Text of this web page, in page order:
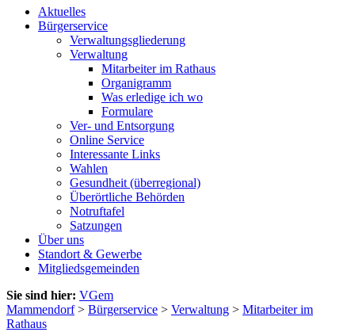
Aktuelles
Bürgerservice
Verwaltungsgliederung
Verwaltung
Mitarbeiter im Rathaus
Organigramm
Was erledige ich wo
Formulare
Ver- und Entsorgung
Online Service
Interessante Links
Wahlen
Gesundheit (überregional)
Überörtliche Behörden
Notruftafel
Satzungen
Über uns
Standort & Gewerbe
Mitgliedsgemeinden
Sie sind hier: VGem
Mammendorf> Bürgerservice > Verwaltung > Mitarbeiter im
Rathaus